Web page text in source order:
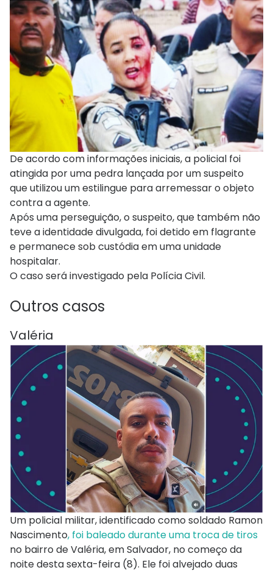
De acordo com informações iniciais, a policial foi
atingida por uma pedra lançada por um suspeito
que utilizou um estilingue para arremessar o objeto
contra a agente.
Após uma perseguição, o suspeito, que também não
teve a identidade divulgada, foi detido em flagrante
e permanece sob custódia em uma unidade
hospitalar.
O caso será investigado pela Polícia Civil.
Outros casos
Valéria
Um policial militar, identificado como soldado Ramon
Nascimento, foi baleado durante uma troca de tiros
no bairro de Valéria, em Salvador, no começo da
noite desta sexta-feira (8). Ele foi alvejado duas